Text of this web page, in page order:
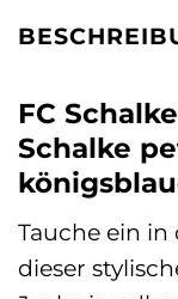
FC
Schalke
Tauche ein
dieser